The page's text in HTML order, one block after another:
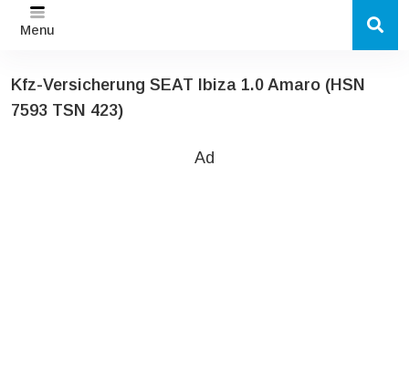
Menu
Kfz-Versicherung SEAT Ibiza 1.0 Amaro (HSN
7593 TSN 423)
Ad